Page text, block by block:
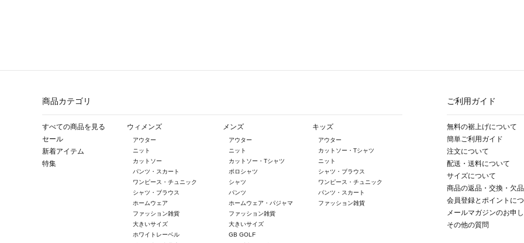
商品カテゴリ
すべての商品を見る
セール
新着アイテム
特集
ウィメンズ
アウター
ニット
カットソー
パンツ・スカート
ワンピース・チュニック
シャツ・ブラウス
ホームウェア
ファッション雑貨
大きいサイズ
ホワイトレーベル
メンズ
アウター
ニット
カットソー・Tシャツ
ポロシャツ
シャツ
パンツ
ホームウェア・パジャマ
ファッション雑貨
大きいサイズ
GB GOLF
キッズ
アウター
カットソー・Tシャツ
ニット
シャツ・ブラウス
ワンピース・チュニック
パンツ・スカート
ファッション雑貨
ご利用ガイド
無料の裾上げについて
簡単ご利用ガイド
注文について
配送・送料について
サイズについて
商品の返品・交換・欠
会員登録とポイントに
メールマガジンのお申
その他の質問